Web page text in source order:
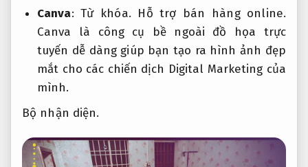
Canva:Từ khóa. Hỗ trợ bán hàng online.
Canva là công cụ bề ngoài đồ họa trực
tuyến dễ dàng giúp bạn tạo ra hình ảnh đẹp
mắt cho các chiến dịch Digital Marketing của
mình.
Bộ nhận diện.